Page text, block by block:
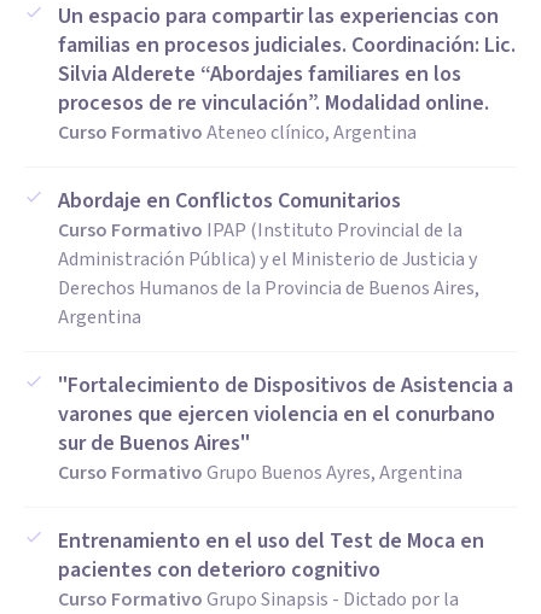
Un espacio para compartir las experiencias con
familias en procesos judiciales. Coordinación: Lic.
Silvia Alderete “Abordajes familiares en los
procesos de re vinculación”. Modalidad online.
Curso FormativoAteneo clínico, Argentina
Abordaje en Conflictos Comunitarios
Curso Formativo IPAP (Instituto Provincial de la
Administración Pública) y el Ministerio de Justicia y
Derechos Humanos de la Provincia de Buenos Aires,
Argentina
"Fortalecimiento de Dispositivos de Asistencia a
varones que ejercen violencia en el conurbano
sur de Buenos Aires"
Curso FormativoGrupo Buenos Ayres, Argentina
Entrenamiento en el uso del Test de Moca en
pacientes con deterioro cognitivo
Curso FormativoGrupo Sinapsis - Dictado por la